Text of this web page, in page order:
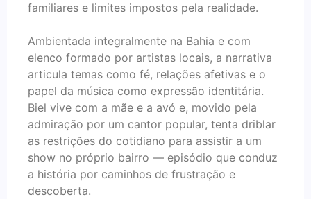
familiares e limites impostos pela realidade.
Ambientada integralmente na Bahia e com
elenco formado por artistas locais, a narrativa
articula temas como fé, relações afetivas e o
papel da música como expressão identitária.
Biel vive com a mãe e a avó e, movido pela
admiração por um cantor popular, tenta driblar
as restrições do cotidiano para assistir a um
show no próprio bairro — episódio que conduz
a história por caminhos de frustração e
descoberta.